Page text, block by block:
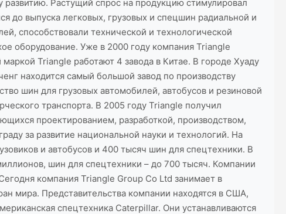
Растущий спрос на продукцию стимулировал
до выпуска легковых, грузовых и спецшин радиальной и
способствовали технической и технологической
оборудование. Уже в 2000 году компания Triangle
Triangle работают 4 завода в Китае. В городе Хуаду
находится самый большой завод по производству
шин для грузовых автомобилей, автобусов и резиновой
транспорта. В 2005 году Triangle получил
проектированием, разработкой, производством,
за развитие национальной науки и технологий. На
и автобусов и 400 тысяч шин для спецтехники. В
шин для спецтехники – до 700 тысяч. Компании
компания Triangle Group Co Ltd занимает в
мира. Представительства компании находятся в США,
спецтехника Caterpillar. Они устанавливаются